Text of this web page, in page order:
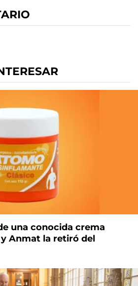
una conocida crema
Anmat la retiró del